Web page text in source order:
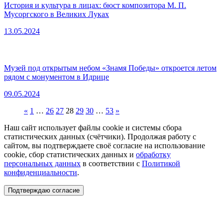
История и культура в лицах: бюст композитора М. П.
Мусоргского в Великих Луках
13.05.2024
Музей под открытым небом «Знамя Победы» откроется летом
рядом с монументом в Идрице
09.05.2024
« 1 … 26 27 28 29 30 … 53 »
Наш сайт использует файлы cookie и системы сбора
статистических данных (счётчики). Продолжая работу с
сайтом, вы подтверждаете своё согласие на использование
cookie, сбор статистических данных и обработку
персональных данных в соответствии с Политикой
конфиденциальности.
Подтверждаю согласие